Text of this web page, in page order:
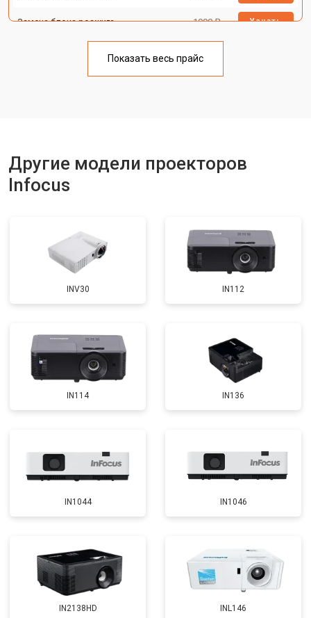
Замена блока розжига 1900 ₽ Узнать
Показать весь прайс
Другие модели проекторов
Infocus
INV30 IN112
IN114 IN136
IN1044 IN1046
IN2138HD INL146